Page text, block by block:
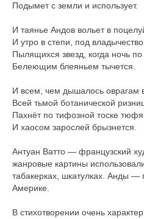
Подымет с земли и использует.
И таянье Андов вольет в
И утро в степи, под
Пылящихся звезд, когда ночь по
Белеющим блеяньем тычется.
И всем, чем дышалось оврагам
Всей тьмой ботанической
Пахнёт по тифозной тоске
И хаосом зарослей брызнется.
Антуан Ватто — французский
жанровые картины
табакерках, шкатулках. Анды
Америке.
В стихотворении очень